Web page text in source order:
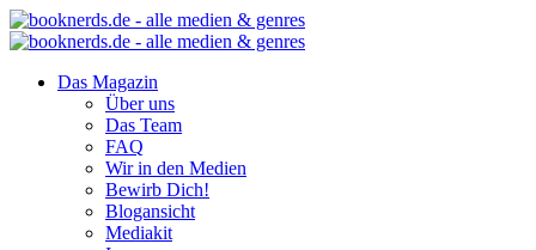
Das Magazin
Über uns
Das Team
FAQ
Wir in den Medien
Bewirb Dich!
Blogansicht
Mediakit